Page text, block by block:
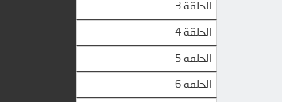
الحلقة 3
الحلقة 4
الحلقة 5
الحلقة 6